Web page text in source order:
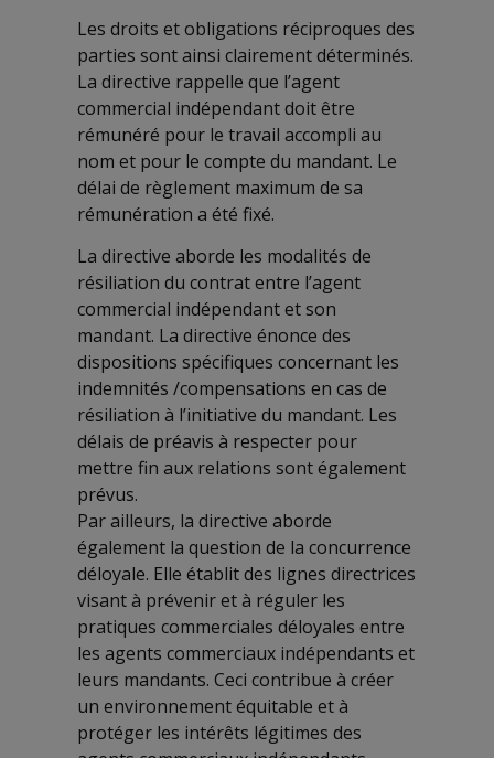
Les droits et obligations réciproques des
parties sont ainsi clairement déterminés.
La directive rappelle que l’agent
commercial indépendant doit être
rémunéré pour le travail accompli au
nom et pour le compte du mandant. Le
délai de règlement maximum de sa
rémunération a été fixé.
La directive aborde les modalités de
résiliation du contrat entre l’agent
commercial indépendant et son
mandant. La directive énonce des
dispositions spécifiques concernant les
indemnités /compensations en cas de
résiliation à l’initiative du mandant. Les
délais de préavis à respecter pour
mettre fin aux relations sont également
prévus.
Par ailleurs, la directive aborde
également la question de la concurrence
déloyale. Elle établit des lignes directrices
visant à prévenir et à réguler les
pratiques commerciales déloyales entre
les agents commerciaux indépendants et
leurs mandants. Ceci contribue à créer
un environnement équitable et à
protéger les intérêts légitimes des